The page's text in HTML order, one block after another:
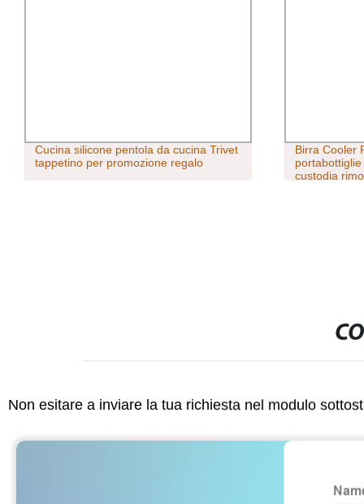
Cucina silicone pentola da cucina Trivet
tappetino per promozione regalo
Birra Cooler
custodia
Non esitare a inviare la tua richiesta nel modulo